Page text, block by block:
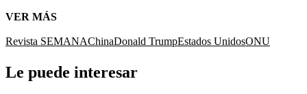
VER MÁS
Revista SEMANAChinaDonald TrumpEstados UnidosONU
Le puede interesar